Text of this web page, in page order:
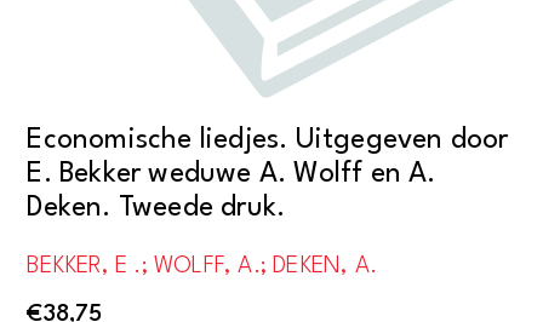
Economische liedjes. Uitgegeven door
E. Bekker weduwe A. Wolff en A.
Deken. Tweede druk.
BEKKER, E .; WOLFF, A.; DEKEN, A.
€38,75